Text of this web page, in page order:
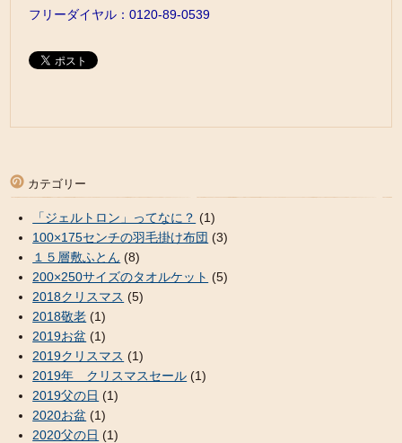
フリーダイヤル：0120-89-0539
カテゴリー
「ジェルトロン」ってなに？ (1)
100×175センチの羽毛掛け布団 (3)
１５層敷ふとん (8)
200×250サイズのタオルケット (5)
2018クリスマス (5)
2018敬老 (1)
2019お盆 (1)
2019クリスマス (1)
2019年 クリスマスセール (1)
2019父の日 (1)
2020お盆 (1)
2020父の日 (1)